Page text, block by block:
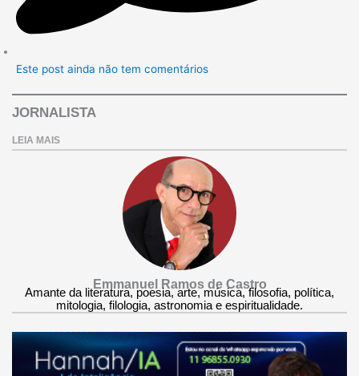
Este post ainda não tem comentários
JORNALISTA
LEIA MAIS
Emmanuel Ramos de Castro
Amante da literatura, poesia, arte, música, filosofia, política,
mitologia, filologia, astronomia e espiritualidade.